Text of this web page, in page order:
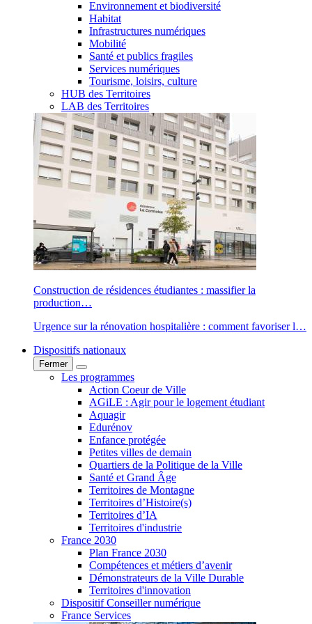
Environnement et biodiversité
Habitat
Infrastructures numériques
Mobilité
Santé et publics fragiles
Services numériques
Tourisme, loisirs, culture
HUB des Territoires
LAB des Territoires
Construction de résidences étudiantes : massifier la
production…
Urgence sur la rénovation hospitalière : comment favoriser l…
Dispositifs nationaux
Fermer
Dispositifs nationaux
Fermer
Les programmes
Action Coeur de Ville
AGiLE : Agir pour le logement étudiant
Aquagir
Edurénov
Enfance protégée
Petites villes de demain
Quartiers de la Politique de la Ville
Santé et Grand Âge
Territoires de Montagne
Territoires d’Histoire(s)
Territoires d’IA
Territoires d'industrie
France 2030
Plan France 2030
Compétences et métiers d’avenir
Démonstrateurs de la Ville Durable
Territoires d'innovation
Dispositif Conseiller numérique
France Services